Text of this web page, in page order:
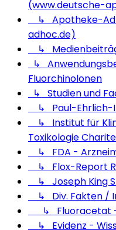
(www.deutsche-
↳ Apotheke-
adhoc.de)
↳
↳
Fluorchinolonen
↳ Studien und
↳ Paul-Ehrlich-
↳ Institut für
Toxikologie
↳ FDA -
↳ Flox-Report
↳ Joseph King
↳ Div. Fakten /
↳ Fluoracetat
↳ Evidenz -